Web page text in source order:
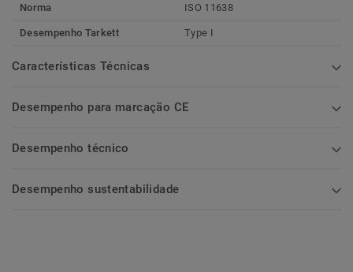
Norma
ISO 11638
Desempenho Tarkett Type I
Características Técnicas
Desempenho para marcação CE
Desempenho técnico
Desempenho sustentabilidade